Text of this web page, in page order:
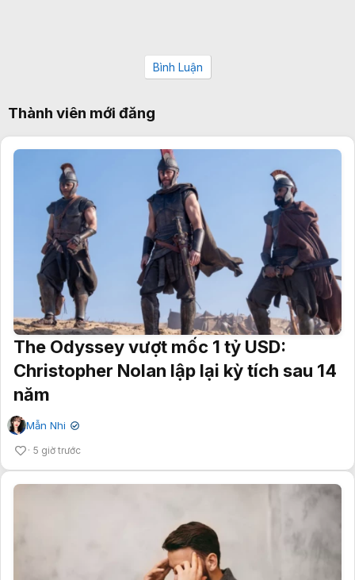
Bình Luận
Thành viên mới đăng
The Odyssey vượt mốc 1 tỷ USD:
Christopher Nolan lập lại kỳ tích sau 14
năm
Mẫn Nhi ✔
5 giờ trước